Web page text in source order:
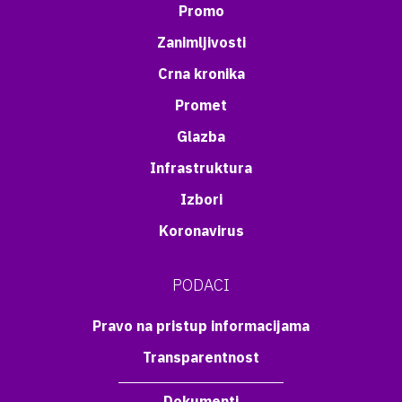
Promo
Zanimljivosti
Crna kronika
Promet
Glazba
Infrastruktura
Izbori
Koronavirus
PODACI
Pravo na pristup informacijama
Transparentnost